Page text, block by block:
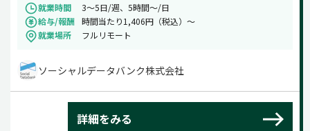
就業時間
3～5日/週、5時間～/日
給与/報酬 時間当たり1,406円（税込）～
就業場所
フルリモート
ソーシャルデータバンク株式会社
詳細をみる